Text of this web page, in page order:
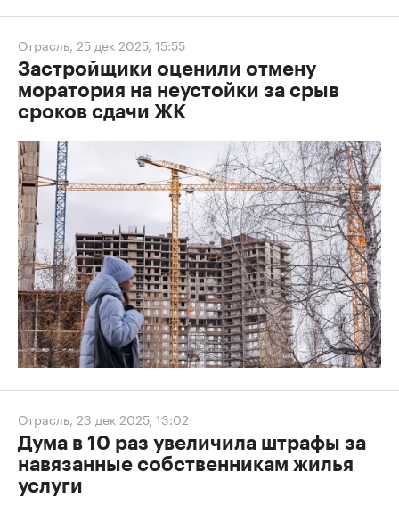
Отрасль, 25 дек 2025, 15:55
Застройщики оценили отмену
моратория на неустойки за срыв
сроков сдачи ЖК
Отрасль, 23 дек 2025, 13:02
Дума в 10 раз увеличила штрафы за
навязанные собственникам жилья
услуги